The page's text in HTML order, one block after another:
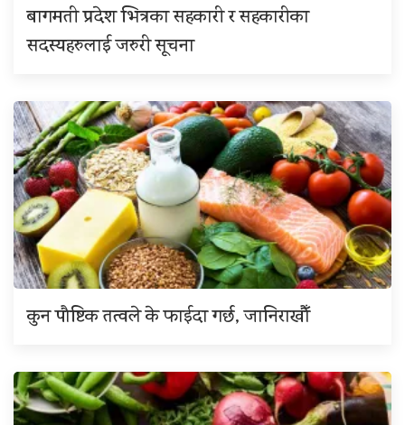
बागमती प्रदेश भित्रका सहकारी र सहकारीका
सदस्यहरुलाई जरुरी सूचना
कुन पौष्टिक तत्वले के फाईदा गर्छ, जानिराखौँ